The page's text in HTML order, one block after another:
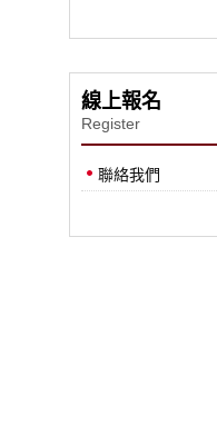
線上報名
Register
聯絡我們